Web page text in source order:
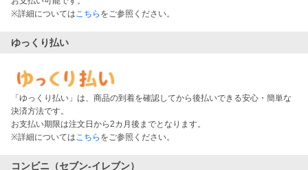
※詳細についてはこちら をご参照ください。
ゆっくり払い
「ゆっくり払い」は、商品の到着を確認してから後払いできる安心・簡単な
決済方法です。
お支払い期限は注文日から2カ月後までとなります。
※詳細についてはこちら をご参照ください。
コンビニ（セブン-イレブン）